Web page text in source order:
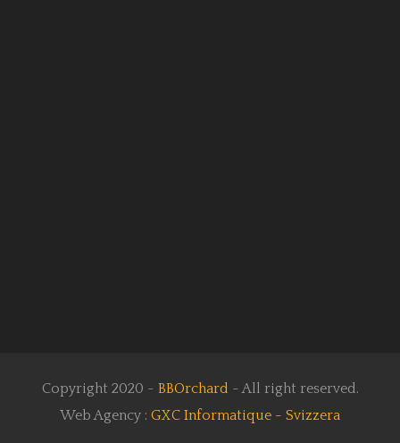
Copyright 2020 - BBOrchard - All right reserved.
Web Agency : GXC Informatique - Svizzera